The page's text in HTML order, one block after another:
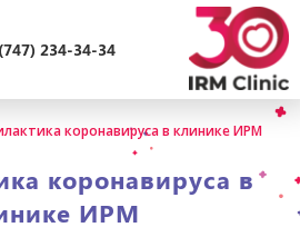
234-34-34
коронавируса в клинике ИРМ
коронавируса в
ИРМ